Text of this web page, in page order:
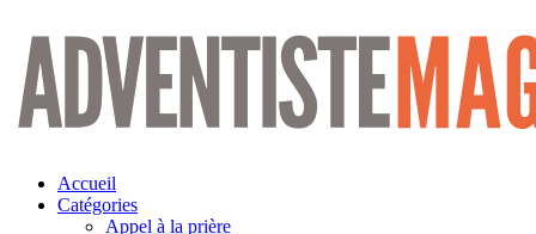
Aller
contenu
Accueil
Catégories
Appel à la prière